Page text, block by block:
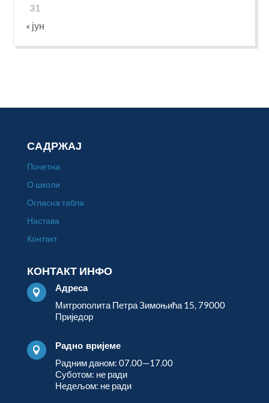
31
« јун
САДРЖАЈ
Почетна
О школи
Огласна табла
Настава
Контакт
КОНТАКТ ИНФО

Адреса
Митрополита Петра Зимоњића 15, 79000
Приједор

Радно вријеме
Радним даном: 07.00—17.00
Суботом: не ради
Недељом: не ради